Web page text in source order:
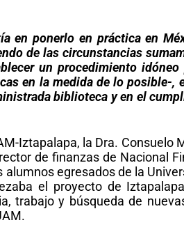
en ponerlo en práctica en
de las circunstancias
unprocedimiento
en la medida de lo posible-
biblioteca y en el
Iztapalapa, la Dra. Consuelo
de finanzas de Nacional
egresados de la
el proyecto de
trabajo y búsqueda de